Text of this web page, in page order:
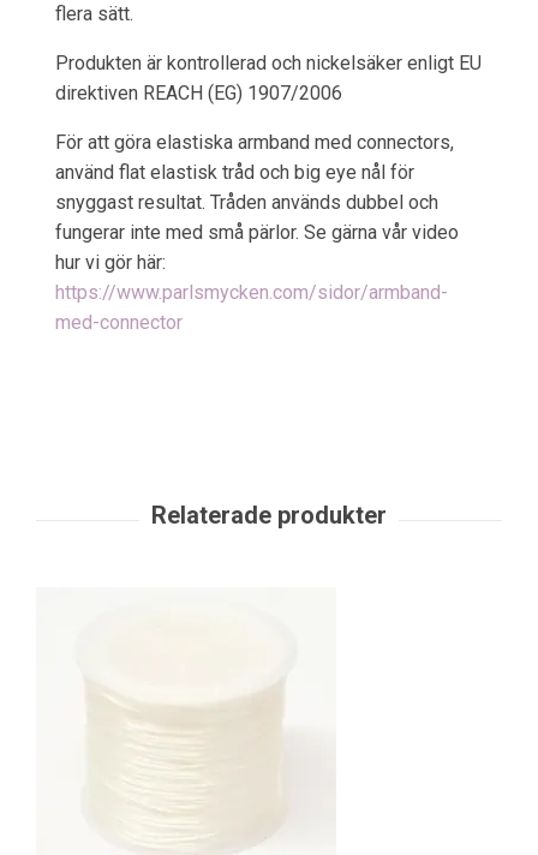
flera sätt.
Produkten är kontrollerad och nickelsäker enligt EU
direktiven REACH (EG) 1907/2006
För att göra elastiska armband med connectors,
använd flat elastisk tråd och big eye nål för
snyggast resultat. Tråden används dubbel och
fungerar inte med små pärlor. Se gärna vår video
hur vi gör här:
https://www.parlsmycken.com/sidor/armband-
med-connector